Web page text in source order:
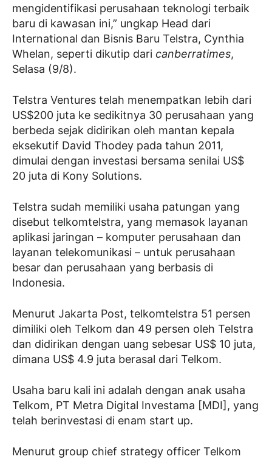
mengidentifikasi perusahaan teknologi terbaik
baru di kawasan ini,” ungkap Head dari
International dan Bisnis Baru Telstra, Cynthia
Whelan, seperti dikutip dari canberratimes,
Selasa (9/8).
Telstra Ventures telah menempatkan lebih dari
US$200 juta ke sedikitnya 30 perusahaan yang
berbeda sejak didirikan oleh mantan kepala
eksekutif David Thodey pada tahun 2011,
dimulai dengan investasi bersama senilai US$
20 juta di Kony Solutions.
Telstra sudah memiliki usaha patungan yang
disebut telkomtelstra, yang memasok layanan
aplikasi jaringan – komputer perusahaan dan
layanan telekomunikasi – untuk perusahaan
besar dan perusahaan yang berbasis di
Indonesia.
Menurut Jakarta Post, telkomtelstra 51 persen
dimiliki oleh Telkom dan 49 persen oleh Telstra
dan didirikan dengan uang sebesar US$ 10 juta,
dimana US$ 4.9 juta berasal dari Telkom.
Usaha baru kali ini adalah dengan anak usaha
Telkom, PT Metra Digital Investama [MDI], yang
telah berinvestasi di enam start up.
Menurut group chief strategy officer Telkom